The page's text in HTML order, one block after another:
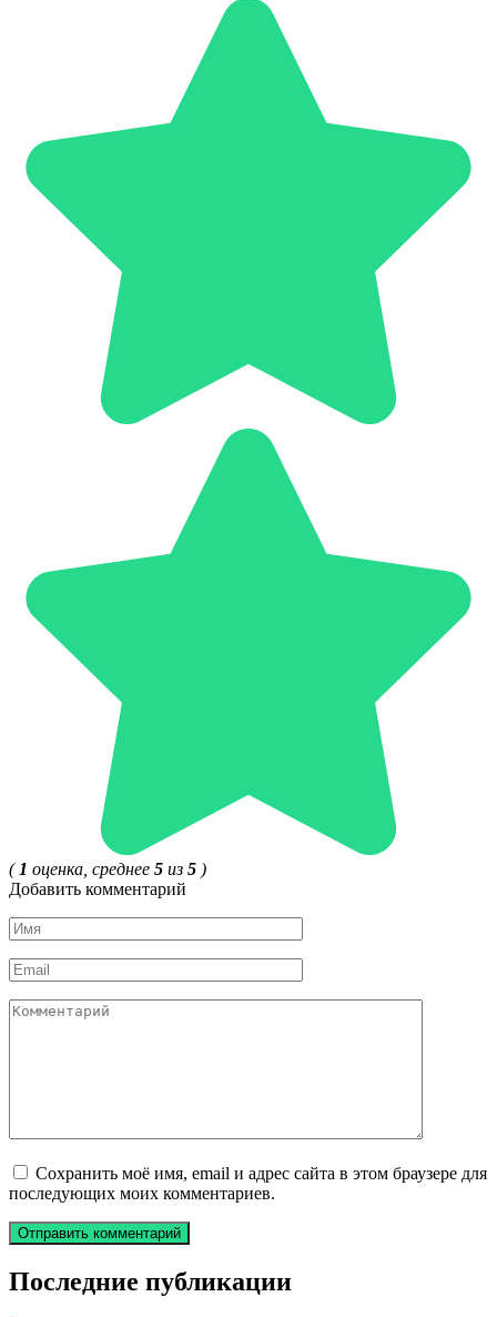
( 1 оценка, среднее 5 из 5 )
Добавить комментарий
Имя
*
Email
*
Комментарий
Сохранить моё имя, email и адрес сайта в этом браузере для
последующих моих комментариев.
Последние публикации